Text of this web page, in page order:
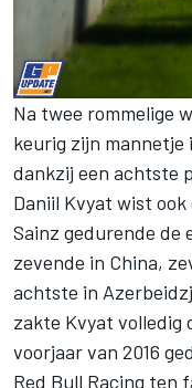
Na twee rommelige
keurig zijn mannetje
dankzij een achtste
Daniil Kvyat wist
Sainz gedurende
zevende in China,
achtste in
zakte Kvyat volledig
voorjaar van 2016
Red Bull Racing ten